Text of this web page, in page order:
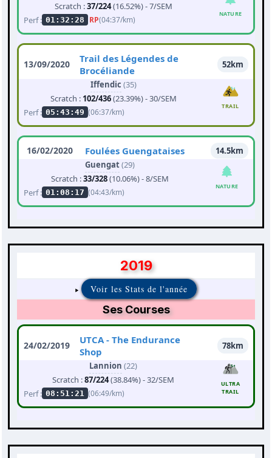
Scratch :37/224(16.52%) - 7/SEM
Perf : 01:32:28 RP(04:37/km)
NATURE
13/09/2020
Trail des Légendes de
Brocéliande
52km
Iffendic (35)
Scratch : 102/436(23.39%) - 30/SEM
Perf : 05:43:49 (06:37/km)
TRAIL
16/02/2020 Foulées Guengataises
14.5km
Guengat(29)
Scratch :33/328(10.06%) - 8/SEM
Perf : 01:08:17 (04:43/km)
NATURE
2019
Voir les Stats de l'année
Ses Courses
24/02/2019
UTCA - The Endurance
Shop
78km
Lannion (22)
Scratch :87/224(38.84%) - 32/SEM
Perf : 08:51:21 (06:49/km)
ULTRA
TRAIL